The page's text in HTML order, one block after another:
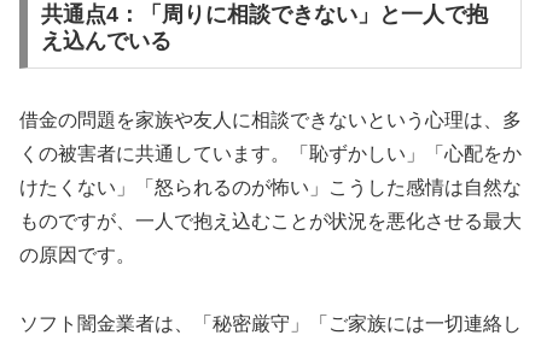
共通点4：「周りに相談できない」と一人で抱
え込んでいる
借金の問題を家族や友人に相談できないという心理は、多
くの被害者に共通しています。「恥ずかしい」「心配をか
けたくない」「怒られるのが怖い」こうした感情は自然な
ものですが、一人で抱え込むことが状況を悪化させる最大
の原因です。
ソフト闇金業者は、「秘密厳守」「ご家族には一切連絡し